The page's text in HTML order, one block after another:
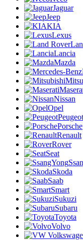
Jaguar
Jeep
KIA
Lexus
Lancia
Mazda
Nissan
Opel
Peugeot
Porsche
Renault
Rover
Seat
Skoda
Saab
Smart
Sukuzi
Subaru
Toyota
Volvo